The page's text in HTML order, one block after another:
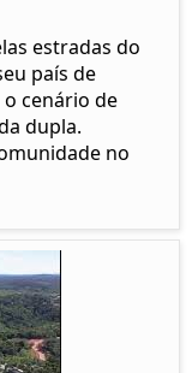
estradas do
país de
cenário de
dupla.
no